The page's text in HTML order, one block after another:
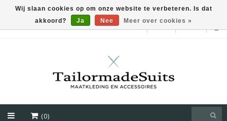
EUR
(0)
Wij slaan cookies op om onze website te verbeteren. Is dat
akkoord?
Ja Nee Meer over cookies »